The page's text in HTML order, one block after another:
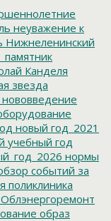
неуважение к
Нижнеленинский
Канделя
звезда
нововведение
новый год_2021
учебный год
нормы
событий за
поликлиника
Облэнергоремонт
образ